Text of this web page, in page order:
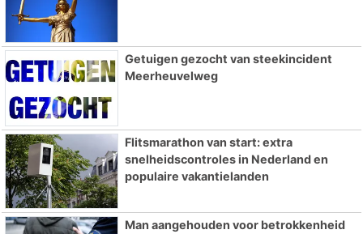
Getuigen gezocht van steekincident
Meerheuvelweg
Flitsmarathon van start: extra
snelheidscontroles in Nederland en
populaire vakantielanden
Man aangehouden voor betrokkenheid